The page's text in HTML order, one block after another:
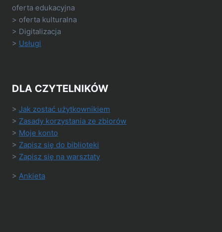
oferta edukacyjna
> oferta kulturalna
> Digitalizacja
> Usługi
DLA CZYTELNIKÓW
> Jak zostać użytkownikiem
> Zasady korzystania ze zbiorów
> Moje konto
> Zapisz się do biblioteki
> Zapisz się na warsztaty
> Ankieta